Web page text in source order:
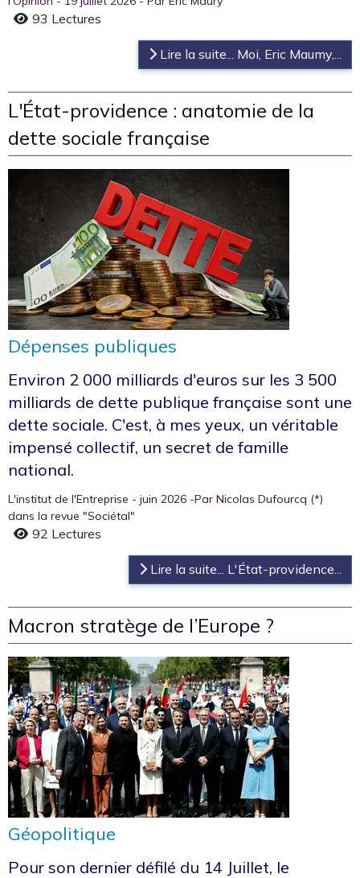
93 Lectures
Lire la suite... Moi, Eric Maumy,...
L'État-providence : anatomie de la
dette sociale française
Dépenses publiques
Environ 2 000 milliards d'euros sur les 3 500
milliards de dette publique française sont une
dette sociale. C'est, à mes yeux, un véritable
impensé collectif, un secret de famille
national.
L'institut de l'Entreprise - juin 2026 -Par Nicolas Dufourcq (*)
dans la revue "Sociétal"
92 Lectures
Lire la suite... L'État-providence...
Macron stratège de l’Europe ?
Géopolitique
Pour son dernier défilé du 14 Juillet, le